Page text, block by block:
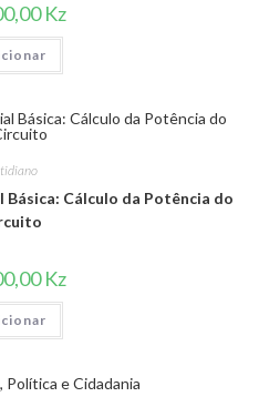
Kz
Cálculo da Potência do
Kz